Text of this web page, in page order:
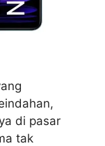
di pasar
tak